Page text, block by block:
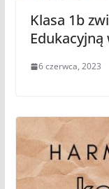
Klasa 1b
6 czerwca, 2023